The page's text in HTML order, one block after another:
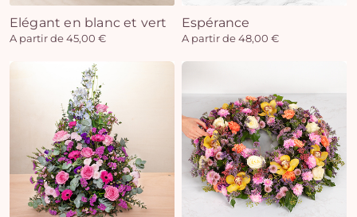
Elégant en blanc et vert
A partir de 45,00 €
Espérance
A partir de 48,00 €